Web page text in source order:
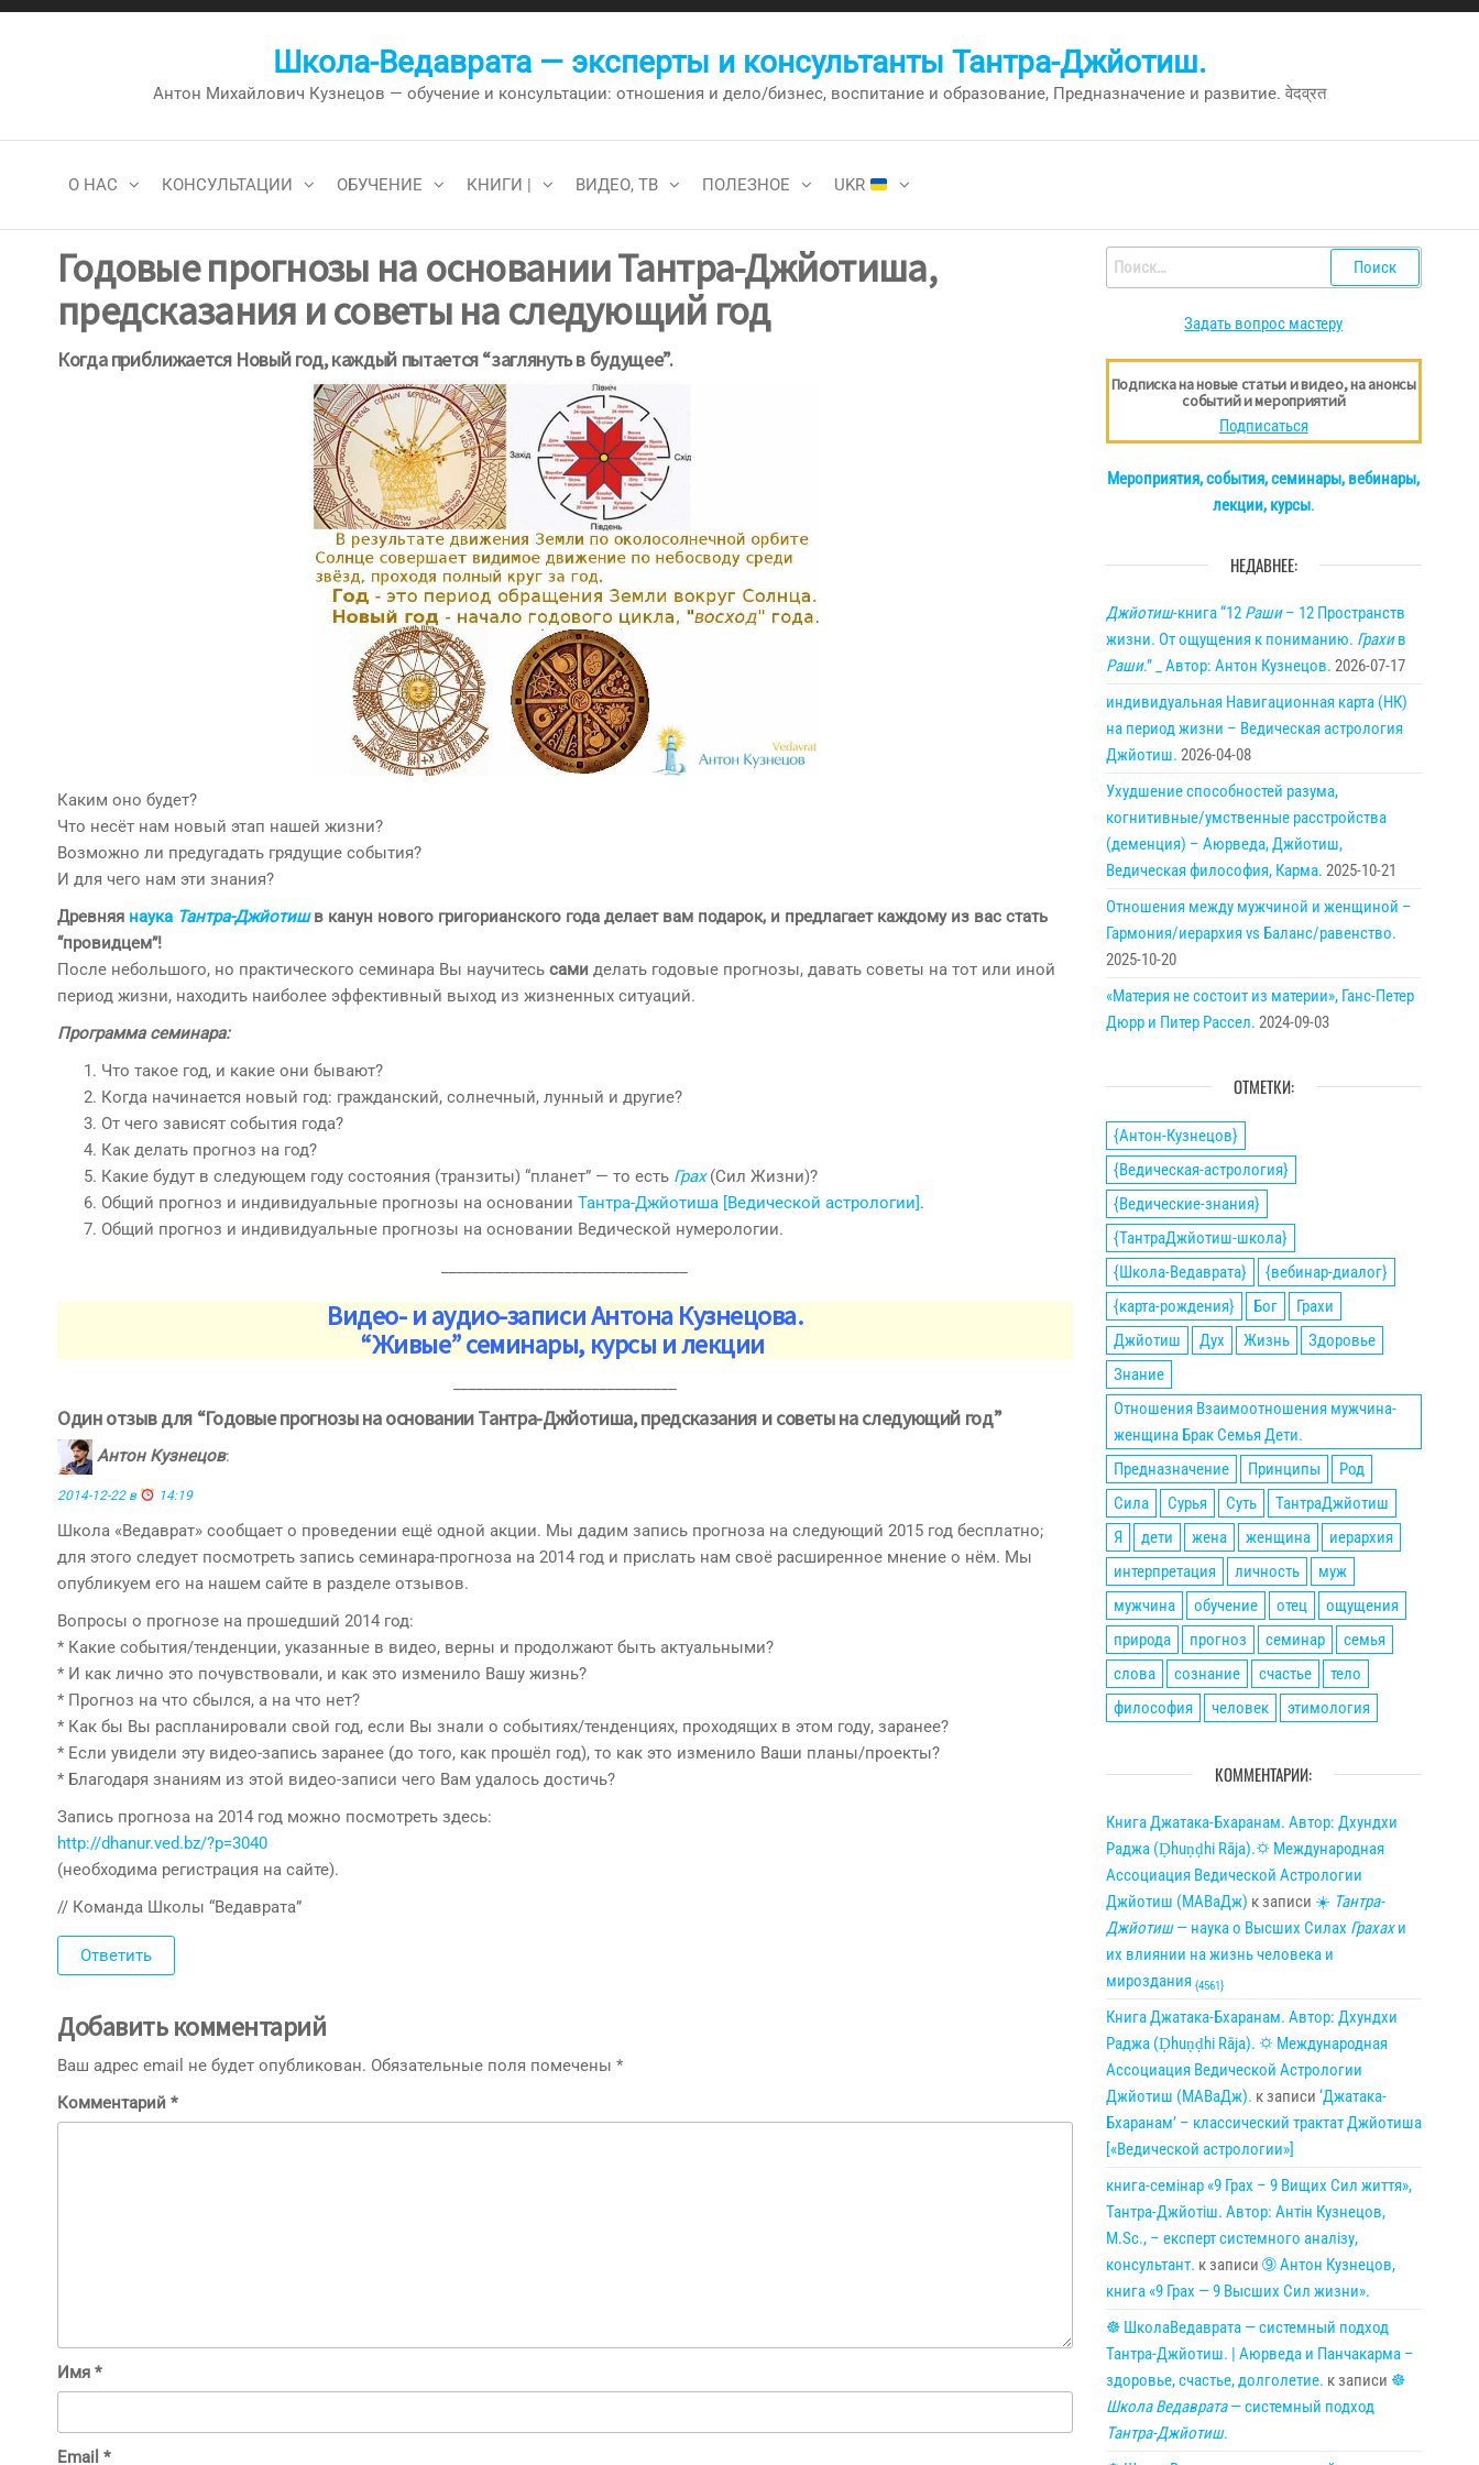
Перейти
Школа-Ведаврата — эксперты и консультанты Тантра-Джйотиш.
Антон Михайлович Кузнецов — обучение и консультации: отношения и дело/бизнес, воспитание и образование, Предназначение и развитие. वेदव्रत
О НАС КОНСУЛЬТАЦИИ ОБУЧЕНИЕ КНИГИ | ВИДЕО, ТВ ПОЛЕЗНОЕ UKR
Годовые прогнозы на основании Тантра-Джйотиша,
предсказания и советы на следующий год
Когда приближается Новый год, каждый пытается “заглянуть в будущее”.
Каким оно будет?
Что несёт нам новый этап нашей жизни?
Возможно ли предугадать грядущие события?
И для чего нам эти знания?
Древняя наука Тантра-Джйотишв канун нового григорианского года делает вам подарок, и предлагает каждому из вас стать
“провидцем”!
После небольшого, но практического семинара Вы научитесь сами делать годовые прогнозы, давать советы на тот или иной
период жизни, находить наиболее эффективный выход из жизненных ситуаций.
Программа семинара:
Что такое год, и какие они бывают?
Когда начинается новый год: гражданский, солнечный, лунный и другие?
От чего зависят события года?
Как делать прогноз на год?
Какие будут в следующем году состояния (транзиты) “планет” — то есть Грах(Сил Жизни)?
Общий прогноз и индивидуальные прогнозы на основании Тантра-Джйотиша [Ведической астрологии].
Общий прогноз и индивидуальные прогнозы на основании Ведической нумерологии.
Видео- и аудио-записи Антона Кузнецова.
“Живые” семинары, курсы и лекции
Один отзыв для “Годовые прогнозы на основании Тантра-Джйотиша, предсказания и советы на следующий год”
Антон Кузнецов:
2014-12-22 в 14:19
Школа «Ведаврат» сообщает о проведении ещё одной акции. Мы дадим запись прогноза на следующий 2015 год бесплатно;
для этого следует посмотреть запись семинара-прогноза на 2014 год и прислать нам своё расширенное мнение о нём. Мы
опубликуем его на нашем сайте в разделе отзывов.
Вопросы о прогнозе на прошедший 2014 год:
* Какие события/тенденции, указанные в видео, верны и продолжают быть актуальными?
* И как лично это почувствовали, и как это изменило Вашу жизнь?
* Прогноз на что сбылся, а на что нет?
* Как бы Вы распланировали свой год, если Вы знали о событиях/тенденциях, проходящих в этом году, заранее?
* Если увидели эту видео-запись заранее (до того, как прошёл год), то как это изменило Ваши планы/проекты?
* Благодаря знаниям из этой видео-записи чего Вам удалось достичь?
Запись прогноза на 2014 год можно посмотреть здесь:
http://dhanur.ved.bz/?p=3040
(необходима регистрация на сайте).
// Команда Школы “Ведаврата”
Ответить
Добавить комментарий
Ваш адрес email не будет опубликован. Обязательные поля помечены *
Комментарий *
Имя *
Email *
Найти:
Задать вопрос мастеру
Подписка на новые статьи и видео, на анонсы
событий и мероприятий
Подписаться
Мероприятия, события, семинары, вебинары,
лекции, курсы.
НЕДАВНЕЕ:
Джйотиш-книга “12 Раши– 12 Пространств
жизни. От ощущения к пониманию. Грахив
Раши.” _ Автор: Антон Кузнецов. 2026-07-17
индивидуальная Навигационная карта (НК)
на период жизни – Ведическая астрология
Джйотиш. 2026-04-08
Ухудшение способностей разума,
когнитивные/умственные расстройства
(деменция) – Аюрведа, Джйотиш,
Ведическая философия, Карма. 2025-10-21
Отношения между мужчиной и женщиной –
Гармония/иерархия vs Баланс/равенство.
2025-10-20
«Материя не состоит из материи», Ганс-Петер
Дюрр и Питер Рассел. 2024-09-03
ОТМЕТКИ:
{Антон-Кузнецов}
{Ведическая-астрология}
{Ведические-знания}
{ТантраДжйотиш-школа}
{Школа-Ведаврата}
{вебинар-диалог}
{карта-рождения}
Бог
Грахи
Джйотиш
Дух Жизнь
Здоровье
Знание
Отношения Взаимоотношения мужчина-
женщина Брак Семья Дети.
Предназначение
Принципы
Род
Сила
Сурья Суть
ТантраДжйотиш
Я
дети жена женщина
иерархия
интерпретация
личность
муж
мужчина
обучение отец
ощущения
природа
прогноз семинар
семья
слова
сознание счастье
тело
философия
человек этимология
КОММЕНТАРИИ:
Книга Джатака-Бхаранам. Автор: Дхундхи
Раджа (Ḍhuṇḍhi Rāja).🌣 Международная
Ассоциация Ведической Астрологии
Джйотиш (МАВаДж) к записи ☀ Тантра-
Джйотиш— наука о Высших Силах Грахахи
их влиянии на жизнь человека и
мироздания {4561}
Книга Джатака-Бхаранам. Автор: Дхундхи
Раджа (Ḍhuṇḍhi Rāja). 🌣 Международная
Ассоциация Ведической Астрологии
Джйотиш (МАВаДж). к записи ‘Джатака-
Бхаранам’ – классический трактат Джйотиша
[«Ведической астрологии»]
книга-семінар «9 Грах – 9 Вищих Сил життя»,
Тантра-Джйотіш. Автор: Антін Кузнецов,
M.Sc., – експерт системного аналізу,
консультант. к записи ➈ Антон Кузнецов,
книга «9 Грах — 9 Высших Сил жизни».
☸ ШколаВедаврата — системный подход
Тантра-Джйотиш. | Аюрведа и Панчакарма –
здоровье, счастье, долголетие. к записи ☸
Школа Ведаврата— системный подход
Тантра-Джйотиш.